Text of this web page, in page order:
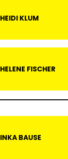
HEIDI KLUM
HELENE FISCHER
INKA BAUSE